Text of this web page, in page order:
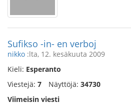
Sufikso -in- en verboj
nikko :lta, 12. kesäkuuta 2009
Kieli: Esperanto
Viestejä: 7 Näyttöjä: 34730
Viimeisin viesti